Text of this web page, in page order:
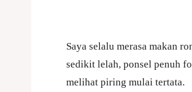
Saya selalu merasa makan
sedikit lelah, ponsel penuh
melihat piring mulai tertata.